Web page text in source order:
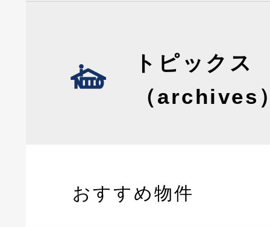
トピックス
（archives
おすすめ物件